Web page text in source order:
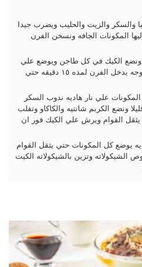
والسكر والزيت والحليب ويضرب جيدا
المكونات الجافه ونسخن الفرن
ونضع الكيك في كل طاجن ويوضع علي
الوجه قطع شيكولاته علي الوجه يدخل الفرن لمده ١٥ دقيقه حتي
علي نار هاديه ندوب السكر
ونضع الكربم شانتيه والكاكاو وتقلب
يثقل القوام ويرش علي الكيك فور ان
يوضع كل المكونات حتي يثقل القوام
وتزين بالشيكولاته الكيت